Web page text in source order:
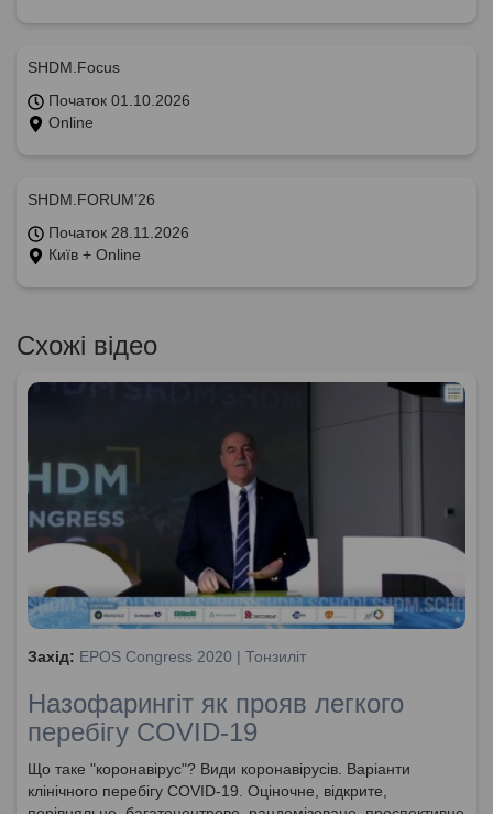
SHDM.Focus
Початок 01.10.2026
Online
SHDM.FORUM’26
Початок 28.11.2026
Київ + Online
Схожі відео
Захід: EPOS Congress 2020 | Тонзиліт
Назофарингіт як прояв легкого
перебігу COVID-19
Що таке "коронавірус"? Види коронавірусів. Варіанти
клінічного перебігу COVID-19. Оціночне, відкрите,